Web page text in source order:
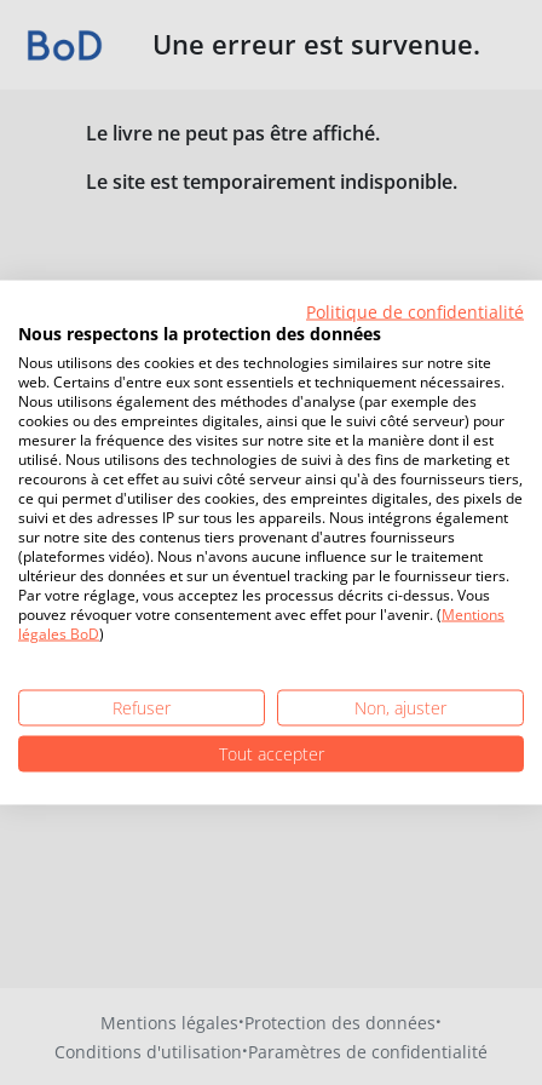
Une erreur est survenue.
Le livre ne peut pas être affiché.
Le site est temporairement indisponible.
Mentions légales·Protection des données·
Conditions d'utilisation·Paramètres de confidentialité
Politique de confidentialité
Nous respectons la protection des données
Nous utilisons des cookies et des technologies similaires sur notre site
web. Certains d'entre eux sont essentiels et techniquement nécessaires.
Nous utilisons également des méthodes d'analyse (par exemple des
cookies ou des empreintes digitales, ainsi que le suivi côté serveur) pour
mesurer la fréquence des visites sur notre site et la manière dont il est
utilisé. Nous utilisons des technologies de suivi à des fins de marketing et
recourons à cet effet au suivi côté serveur ainsi qu'à des fournisseurs tiers,
ce qui permet d'utiliser des cookies, des empreintes digitales, des pixels de
suivi et des adresses IP sur tous les appareils. Nous intégrons également
sur notre site des contenus tiers provenant d'autres fournisseurs
(plateformes vidéo). Nous n'avons aucune influence sur le traitement
ultérieur des données et sur un éventuel tracking par le fournisseur tiers.
Par votre réglage, vous acceptez les processus décrits ci-dessus. Vous
pouvez révoquer votre consentement avec effet pour l'avenir. (Mentions
légales BoD)
Refuser
Non, ajuster
Tout accepter